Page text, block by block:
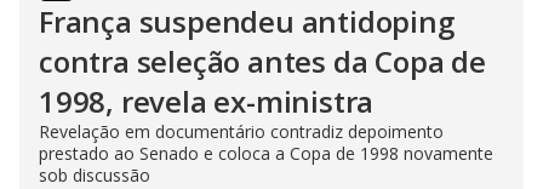
França suspendeu antidoping
contra seleção antes da Copa de
1998, revela ex-ministra
Revelação em documentário contradiz depoimento
prestado ao Senado e coloca a Copa de 1998 novamente
sob discussão